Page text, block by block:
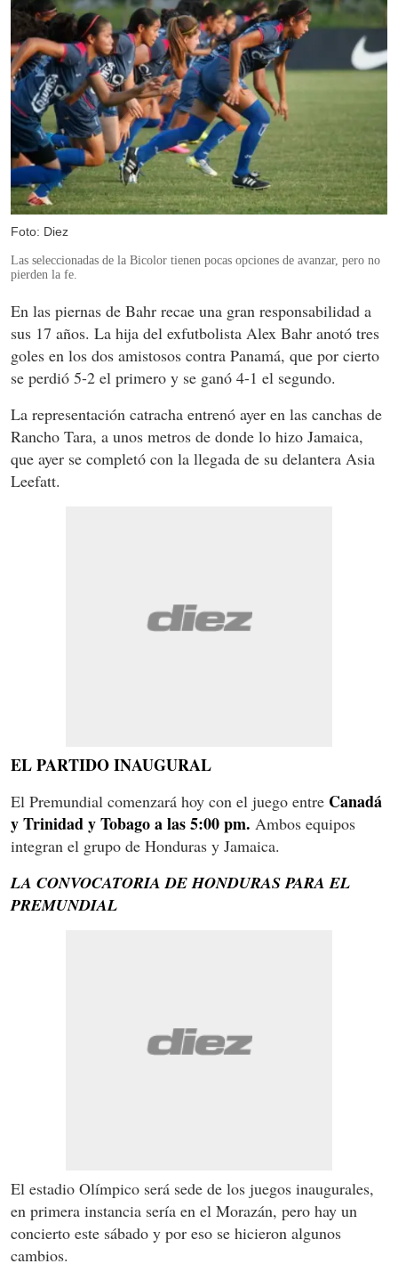
Foto: Diez
Las seleccionadas de la Bicolor tienen pocas opciones de avanzar, pero no
pierden la fe.
En las piernas de Bahr recae una gran responsabilidad a
sus 17 años. La hija del exfutbolista Alex Bahr anotó tres
goles en los dos amistosos contra Panamá, que por cierto
se perdió 5-2 el primero y se ganó 4-1 el segundo.
La representación catracha entrenó ayer en las canchas de
Rancho Tara, a unos metros de donde lo hizo Jamaica,
que ayer se completó con la llegada de su delantera Asia
Leefatt.
EL PARTIDO INAUGURAL
El Premundial comenzará hoy con el juego entre Canadá
y Trinidad y Tobago a las 5:00 pm. Ambos equipos
integran el grupo de Honduras y Jamaica.
LA CONVOCATORIA DE HONDURAS PARA EL
PREMUNDIAL
El estadio Olímpico será sede de los juegos inaugurales,
en primera instancia sería en el Morazán, pero hay un
concierto este sábado y por eso se hicieron algunos
cambios.